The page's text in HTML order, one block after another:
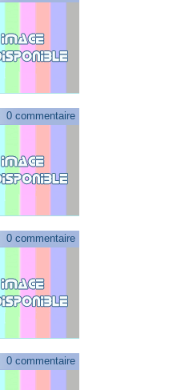
0 commentaire
0 commentaire
0 commentaire